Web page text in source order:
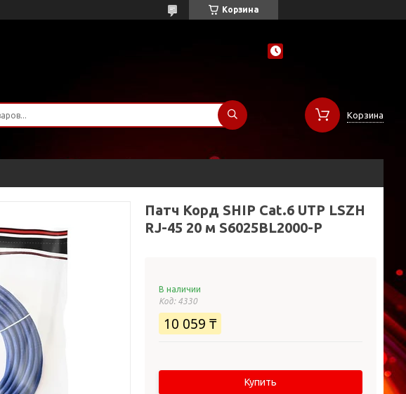
Корзина
Корзина
Патч Корд SHIP Cat.6 UTP LSZH
RJ-45 20 м S6025BL2000-P
В наличии
Код: 4330
10 059 ₸
Купить